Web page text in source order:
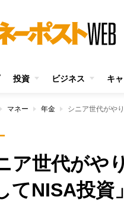
投資 ビジネス キ
マネー 年金 シニア世代がや
ア世代がや
てNISA投資